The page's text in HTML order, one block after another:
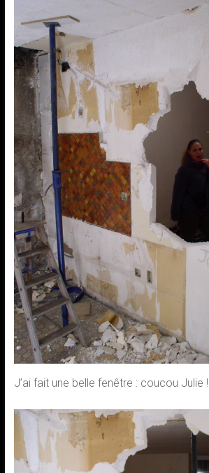
J’ai fait une belle fenêtre : coucou Julie !